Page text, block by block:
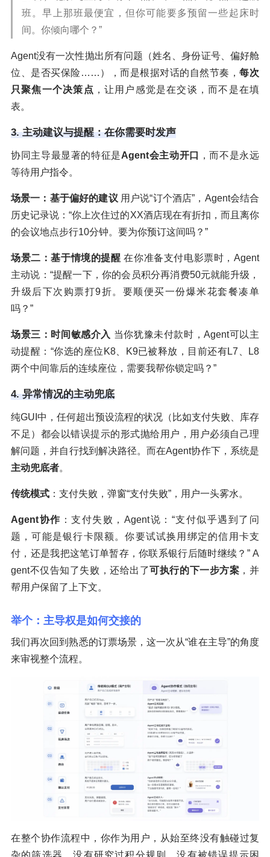
班。早上那班最便宜，但你可能要多预留一些起床时
间。你倾向哪个？”
Agent没有一次性抛出所有问题（姓名、身份证号、偏好舱
位、是否买保险……），而是根据对话的自然节奏，每次
只聚焦一个决策点 ，让用户感觉是在交谈，而不是在填
表。
3. 主动建议与提醒：在你需要时发声
协同主导最显著的特征是Agent会主动开口
，而不是永远
等待用户指令。
场景一：基于偏好的建议 用户说“订个酒店”，Agent会结合
历史记录说：“你上次住过的XX酒店现在有折扣，而且离你
的会议地点步行10分钟。要为你预订这间吗？”
场景二：基于情境的提醒 在你准备支付电影票时，Agent
主动说：“提醒一下，你的会员积分再消费50元就能升级，
升级后下次购票打9折。要顺便买一份爆米花套餐凑单
吗？”
场景三：时间敏感介入 当你犹豫未付款时，Agent可以主
动提醒：“你选的座位K8、K9已被释放，目前还有L7、L8
两个中间靠后的连续座位，需要我帮你锁定吗？”
4. 异常情况的主动兜底
纯GUI中，任何超出预设流程的状况（比如支付失败、库存
不足）都会以错误提示的形式抛给用户，用户必须自己理
解问题，并自行找到解决路径。而在Agent协作下，系统是
主动兜底者。
传统模式 ：支付失败，弹窗“支付失败”，用户一头雾水。
Agent协作 ：支付失败，Agent说：“支付似乎遇到了问
题，可能是银行卡限额。你要试试换用绑定的信用卡支
付，还是我把这笔订单暂存，你联系银行后随时继续？” A
gent不仅告知了失败，还给出了可执行的下一步方案 ，并
帮用户保留了上下文。
举个：主导权是如何交接的
我们再次回到熟悉的订票场景，这一次从“谁在主导”的角度
来审视整个流程。
在整个协作流程中，你作为用户，从始至终没有触碰过复